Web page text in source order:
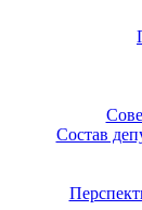
Состав